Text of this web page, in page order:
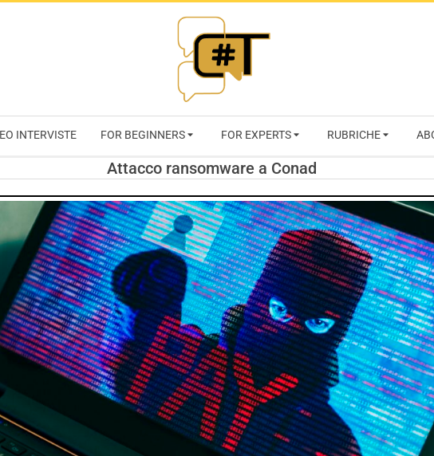
RIVISTA
CYBERSECURITY
TRENDS
INTERVISTE FOR BEGINNERS FOR EXPERTS RUBRICHE
Attacco ransomware a Conad